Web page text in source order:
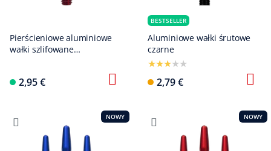
Pierścieniowe aluminiowe
wałki szlifowane
2,95 €
BESTSELLER
Aluminiowe wałki śrutowe
czarne
2,79 €
NOWY NOWY